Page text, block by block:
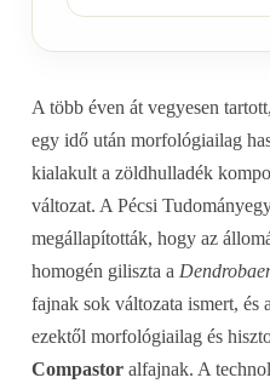
A több éven át vegyesen
egy idő után morfológiailag
kialakult a zöldhulladék
változat. A Pécsi
megállapították, hogy az
homogén giliszta a
fajnak sok változata ismert, és
ezektől morfológiailag és
Compastor alfajnak. A